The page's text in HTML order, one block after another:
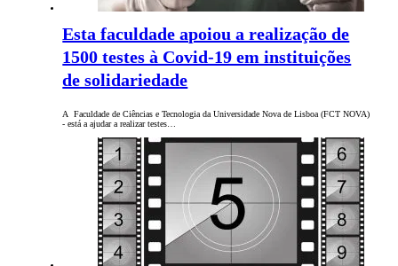
Esta faculdade apoiou a realização de
1500 testes à Covid-19 em instituições
de solidariedade
A Faculdade de Ciências e Tecnologia da Universidade Nova de Lisboa (FCT NOVA)
- está a ajudar a realizar testes…